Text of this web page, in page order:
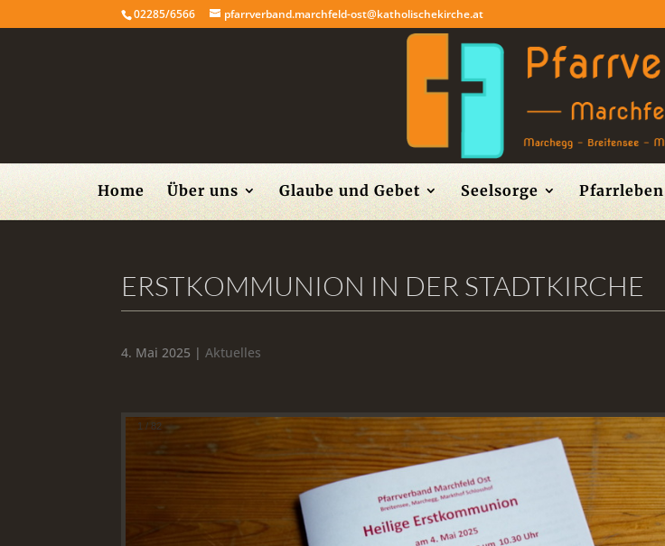
02285/6566 pfarrverband.marchfeld-ost@katholischekirche.at
Home Über uns Glaube und Gebet Seelsorge Pfarrleben
ERSTKOMMUNION IN DER STADTKIRCHE
4. Mai 2025 |Aktuelles
1 /82